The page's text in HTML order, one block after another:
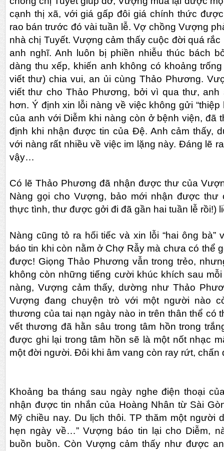
cạnh thị xã, với giá gấp đôi giá chính thức
rao bán trước đó vài tuần lễ. Vợ chồng Vượng
nhà chị Tuyết. Vượng cảm thấy cuộc đời quá
anh nghĩ. Anh luôn bị phiền nhiễu thúc bách
dàng thu xếp, khiến anh không có khoảng
viết thư) chia vui, an ủi cùng Thảo Phương.
viết thư cho Thảo Phương, bởi vì qua thư, anh
hơn. Ý định xin lỗi nàng về việc không gửi
của anh với Diễm khi nàng còn ở bệnh viện, đã
định khi nhận được tin của Đệ. Anh cảm thấy,
với nàng rất nhiều về việc im lặng này. Đáng lẽ
vậy…
Có lẽ Thảo Phương đã nhận được thư của
Nàng gọi cho Vượng, bảo mới nhận được thư
thực tình, thư được gởi đi đã gần hai tuần lễ rồi!)
Nàng cũng tỏ ra hối tiếc và xin lỗi “hai ông bà”
báo tin khi còn nằm ở Chợ Rẫy mà chưa có thể
được! Giọng Thảo Phương vẫn trong trẻo,
không còn những tiếng cười khúc khích sau
nàng, Vượng cảm thấy, dường như Thảo
Vượng đang chuyện trò với một người nào
thương của tai nạn ngày nào in trên thân thể có
vết thương đã hằn sâu trong tâm hồn trong
được ghi lại trong tâm hồn sẽ là một nốt nhạc
một đời người. Đôi khi âm vang còn ray rứt, chấn
Khoảng ba tháng sau ngày nghe điện thoại
nhận được tin nhắn của Hoàng Nhân từ Sài
Mỹ chiều nay. Du lịch thôi. TP thăm một người
hẹn ngày về…” Vượng báo tin lại cho Diễm,
buồn buồn. Còn Vượng cảm thấy như được